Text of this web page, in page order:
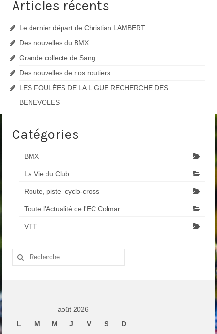
Articles récents
Le dernier départ de Christian LAMBERT
Des nouvelles du BMX
Grande collecte de Sang
Des nouvelles de nos routiers
LES FOULÉES DE LA LIGUE RECHERCHE DES
BENEVOLES
Catégories
BMX
La Vie du Club
Route, piste, cyclo-cross
Toute l'Actualité de l'EC Colmar
VTT
Rechercher
août 2026
L
M M J V S D